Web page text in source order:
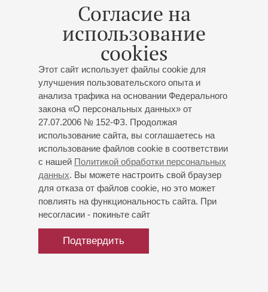
Согласие на
использование
cookies
Этот сайт использует файлы cookie для
улучшения пользовательского опыта и
анализа трафика на основании Федерального
закона «О персональных данных» от
27.07.2006 № 152-ФЗ. Продолжая
использование сайта, вы соглашаетесь на
использование файлов cookie в соответствии
с нашей Политикой обработки персональных
данных. Вы можете настроить свой браузер
для отказа от файлов cookie, но это может
повлиять на функциональность сайта. При
несогласии - покиньте сайт
Подтвердить
Симфонический оркестр Московского театра «Новая
Опера» им. Е. В. Колобова
Хор Московского театра «Новая Опера» им. Е. В.
Дирижёр, музыкальный руководитель - Филипп
Чижевский;Николай Диденко- Зарастро, верховный
жрец Исиды и Осириса;Ярослав Абаимов- Тамино,
принц;Антонина Весенина- Царица ночи;
Круч- Памина, её дочь;Константин Сучков
Папагено, птицелов;Кристина Бикмаева- Папагена;
Антон Бочкарёв- Моностатос, мавр
Моцарт: «Волшебная флейта»(опера в концертном
исполнении)